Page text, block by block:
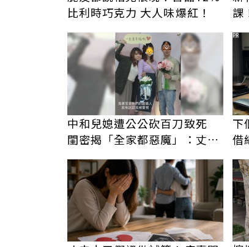
比利時巧克力 大人味爆紅！
課
駁
中和兒媳遭公公砍百刀致死
閨密揭「全家都惡魔」：丈夫
下
借
PR